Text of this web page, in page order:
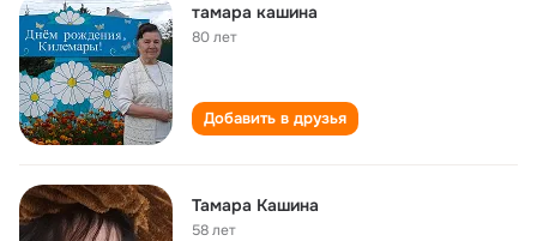
тамара кашина
80 лет
Добавить в друзья
Тамара Кашина
58 лет